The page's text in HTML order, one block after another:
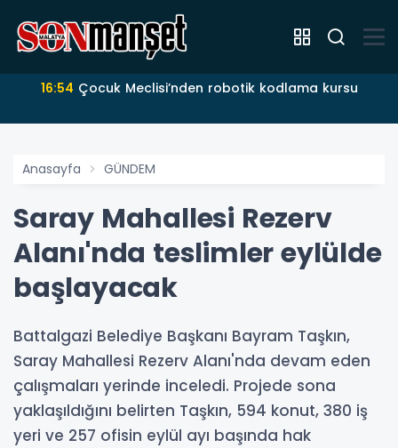
16:54 Çocuk Meclisi’nden robotik kodlama kursu
Anasayfa GÜNDEM
Saray Mahallesi Rezerv
Alanı'nda teslimler eylülde
başlayacak
Battalgazi Belediye Başkanı Bayram Taşkın,
Saray Mahallesi Rezerv Alanı'nda devam eden
çalışmaları yerinde inceledi. Projede sona
yaklaşıldığını belirten Taşkın, 594 konut, 380 iş
yeri ve 257 ofisin eylül ayı başında hak